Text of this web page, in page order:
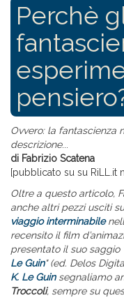
Perchè
Ovvero: la fantascienza
descrizione...
di Fabrizio Scatena
[pubblicato su su RiLL.it
Oltre a questo articolo,
anche altri pezzi usciti
viaggio interminabile
recensito il film
presentato il suo saggio
Le Guin" (ed. Delos
K. Le Guinsegnaliamo
Troccoli, sempre su